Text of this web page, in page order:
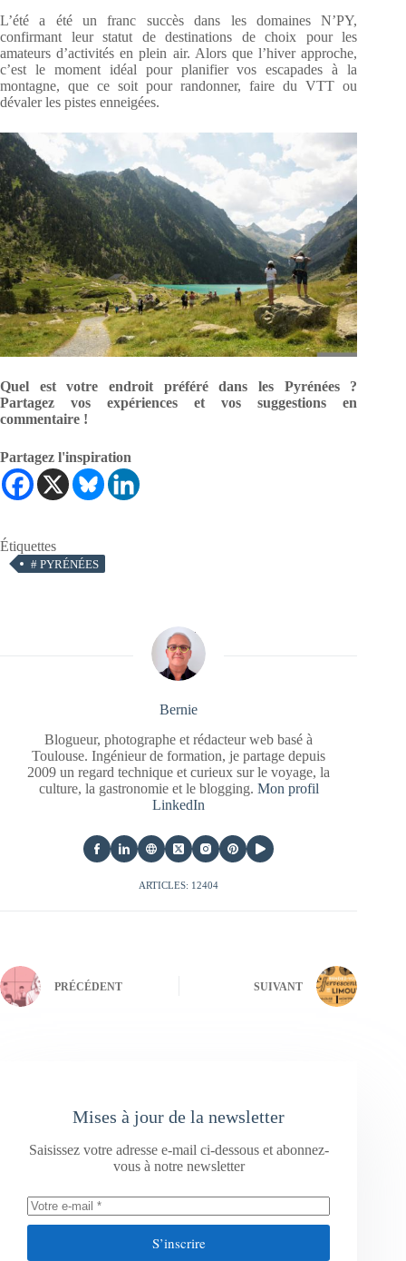
L’été a été un franc succès dans les domaines N’PY,
confirmant leur statut de destinations de choix pour les
amateurs d’activités en plein air. Alors que l’hiver approche,
c’est le moment idéal pour planifier vos escapades à la
montagne, que ce soit pour randonner, faire du VTT ou
dévaler les pistes enneigées.
Quel est votre endroit préféré dans les Pyrénées ?
Partagez vos expériences et vos suggestions en
commentaire !
Partagez l'inspiration
Étiquettes
# PYRÉNÉES
Bernie
Blogueur, photographe et rédacteur web basé à
Toulouse. Ingénieur de formation, je partage depuis
2009 un regard technique et curieux sur le voyage, la
culture, la gastronomie et le blogging. Mon profil
LinkedIn
ARTICLES: 12404
PRÉCÉDENT SUIVANT
Mises à jour de la newsletter
Saisissez votre adresse e-mail ci-dessous et abonnez-
vous à notre newsletter
S’inscrire